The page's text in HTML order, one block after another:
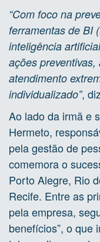
“Com foco na
ferramentas de BI
inteligência
ações
atendimento
individualizado”,
Ao lado da irmã e
Hermeto,
pela gestão de
comemora o
Porto Alegre, Rio
Recife. Entre as
pela empresa,
benefícios”, o que